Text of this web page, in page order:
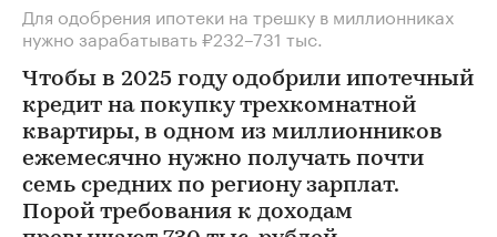
Для одобрения ипотеки на трешку в миллионниках
нужно зарабатывать ₽232–731 тыс.
Чтобы в 2025 году одобрили ипотечный
кредит на покупку трехкомнатной
квартиры, в одном из миллионников
ежемесячно нужно получать почти
семь средних по региону зарплат.
Порой требования к доходам